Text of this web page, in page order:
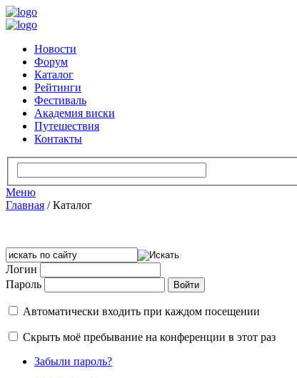
Новости
Форум
Каталог
Рейтинги
Фестиваль
Академия виски
Путешествия
Контакты
Меню
Главная /Каталог
Логин
Пароль
Автоматически входить при каждом посещении
Скрыть моё пребывание на конференции в этот раз
Забыли пароль?